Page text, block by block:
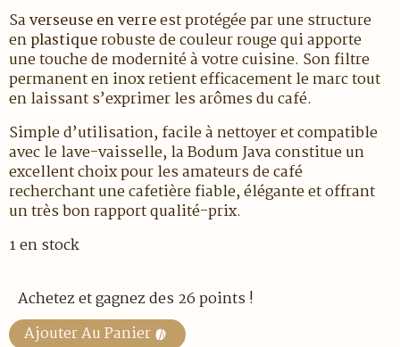
Saverseuse en verreest protégée par une structure
enplastiquerobuste de couleur rouge qui apporte
une touche de modernité à votre cuisine. Son filtre
permanent en inox retient efficacement le marc tout
en laissant s’exprimer les arômes du café.
Simple d’utilisation, facile à nettoyer et compatible
avec le lave-vaisselle, la Bodum Java constitue un
excellent choix pour les amateurs de café
recherchant une cafetière fiable, élégante et offrant
un très bon rapport qualité-prix.
1 en stock
Achetez et gagnez des 26 points !
Ajouter Au Panier